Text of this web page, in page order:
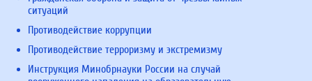
ситуаций
Противодействие коррупции
Противодействие терроризму и экстремизму
Инструкция Минобрнауки России на случай